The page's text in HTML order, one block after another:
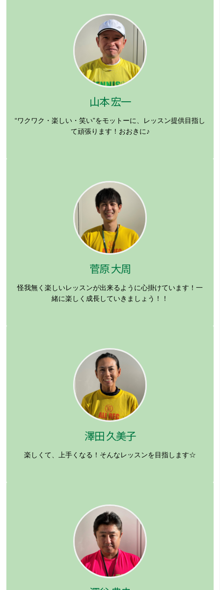
山本 宏一
“ワクワク・楽しい・笑い”をモットーに、レッスン提供目指し
て頑張ります！おおきに♪
菅原 大周
怪我無く楽しいレッスンが出来るように心掛けています！一
緒に楽しく成長していきましょう！！
澤田 久美子
楽しくて、上手くなる！そんなレッスンを目指します☆